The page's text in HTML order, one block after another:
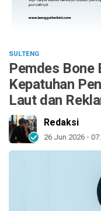
SULTENG
Pemdes Bone
Kepatuhan
Laut dan
Redaksi
26 Jun 2026 -